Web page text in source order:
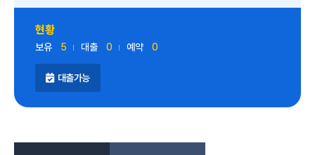
현황
보유 5 대출 0 예약 0
대출가능